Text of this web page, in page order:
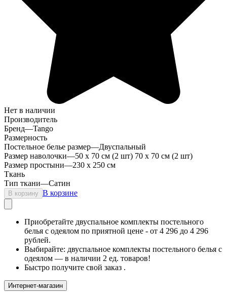
Нет в наличии
Производитель
Бренд—Tango
Размерность
Постельное белье размер—Двуспальный
Размер наволочки—50 х 70 см (2 шт) 70 х 70 см (2 шт)
Размер простыни—230 х 250 см
Ткань
Тип ткани—Сатин
В корзину В корзине
Приобретайте двуспальное комплекты постельного
белья с одеялом по приятной цене - от 4 296 до 4 296
рублей.
Выбирайте: двуспальное комплекты постельного белья с
одеялом — в наличии 2 ед. товаров!
Быстро получите свой заказ .
Интернет-магазин